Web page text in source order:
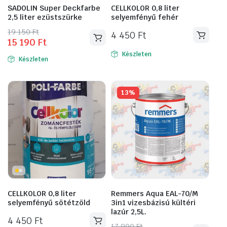
SADOLIN Super Deckfarbe
2,5 liter ezüstszürke
19 150Ft
Original
price
was:
150 Ft.
15 190 Ft
Current
price
is:
190 Ft.
Készleten
CELLKOLOR 0,8 liter
selyemfényű fehér
4 450 Ft
Készleten
CELLKOLOR 0,8 liter
selyemfényű sötétzöld
4 450 Ft
13%
Remmers Aqua EAL-70/M
3in1 vizesbázisú kültéri
lazúr 2,5L.